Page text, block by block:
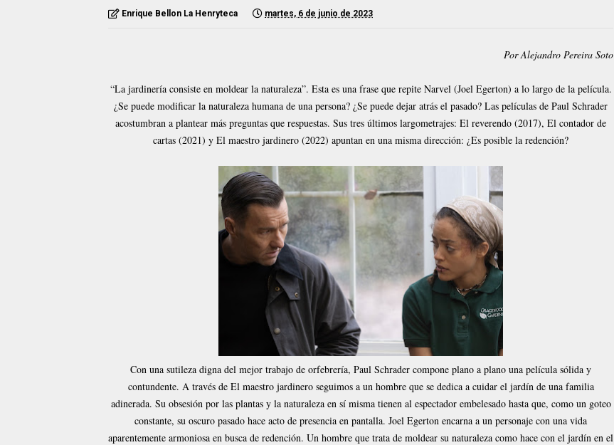
Enrique Bellon La Henryteca martes, 6 de junio de 2023
Por Alejandro Pereira Soto
“La jardinería consiste en moldear la naturaleza”. Esta es una frase que repite Narvel (Joel Egerton) a lo largo de la película.
¿Se puede modificar la naturaleza humana de una persona? ¿Se puede dejar atrás el pasado? Las películas de Paul Schrader
acostumbran a plantear más preguntas que respuestas. Sus tres últimos largometrajes: El reverendo (2017), El contador de
cartas (2021) y El maestro jardinero (2022) apuntan en una misma dirección: ¿Es posible la redención?
Con una sutileza digna del mejor trabajo de orfebrería, Paul Schrader compone plano a plano una película sólida y
contundente. A través de El maestro jardinero seguimos a un hombre que se dedica a cuidar el jardín de una familia
adinerada. Su obsesión por las plantas y la naturaleza en sí misma tienen al espectador embelesado hasta que, como un goteo
constante, su oscuro pasado hace acto de presencia en pantalla. Joel Egerton encarna a un personaje con una vida
aparentemente armoniosa en busca de redención. Un hombre que trata de moldear su naturaleza como hace con el jardín en el